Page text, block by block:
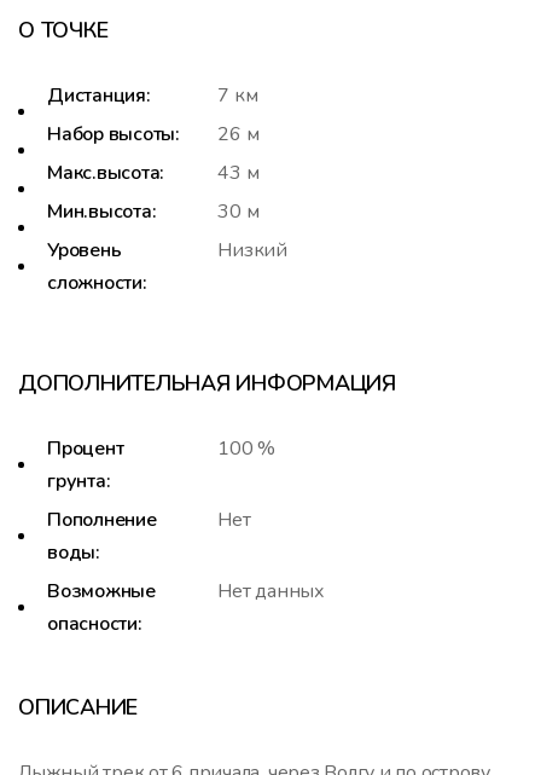
О ТОЧКЕ
Дистанция:
7 км
Набор высоты:
26 м
Макс.высота:
43 м
Мин.высота:
30 м
Уровень
сложности:
Низкий
ДОПОЛНИТЕЛЬНАЯ ИНФОРМАЦИЯ
Процент
грунта:
100 %
Пополнение
воды:
Нет
Возможные
опасности:
Нет данных
ОПИСАНИЕ